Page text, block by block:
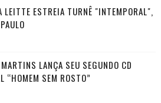
LEITTE ESTREIA TURNÊ "INTEMPORAL",
LANÇA SEU SEGUNDO CD
“HOMEM SEM ROSTO”